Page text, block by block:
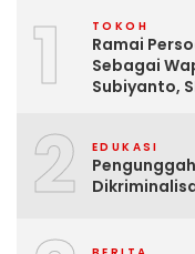
1 TOKOH
Ramai
Sebagai
Subiyanto,
2 EDUKASI